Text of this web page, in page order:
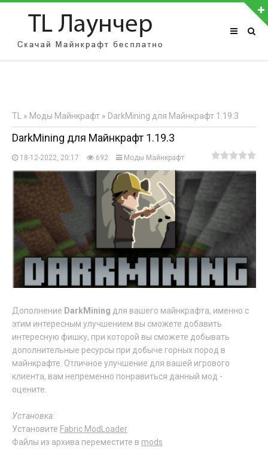
АВТОРИЗАЦИЯ НА САЙТЕ
Регистрация
TL » Моды Майнкрафт » DarkMining для Майнкрафт 1.19.3
DarkMining для Майнкрафт 1.19.3
18-12-2022, 20:17 692 Моды Майнкрафт
Дополнение DarkMining для вашего майнкрафта, именно с
этим интересным улучшением вы сможете добавить
интересную фишку, при которой вы сможете добывать
дополнительные ресурсы при добыче горных пород в
майнкрафте. Отличное улучшение для вашей игрового
клиента, вам непременно понравиться данный мод -
оцените.
Установка:
Установите Fabric ModLoader
Файлы из архива переместите в mods